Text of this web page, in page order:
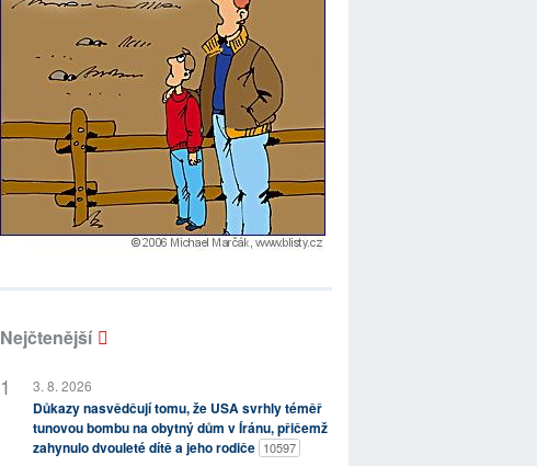
Nejčtenější
3. 8. 2026
Důkazy nasvědčují tomu, že USA svrhly téměř
tunovou bombu na obytný dům v Íránu, přičemž
zahynulo dvouleté dítě a jeho rodiče 10597